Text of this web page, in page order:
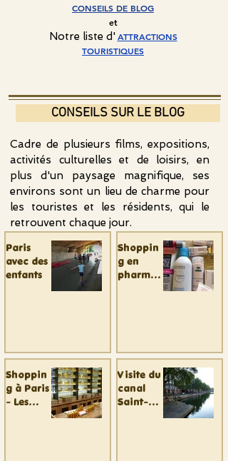
CONSEILS DE BLOG
et
Notre liste d' ATTRACTIONS
TOURISTIQUES
CONSEILS SUR LE BLOG
Cadre de plusieurs films, expositions,
activités culturelles et de loisirs, en
plus d'un paysage magnifique, ses
environs sont un lieu de charme pour
les touristes et les résidents, qui le
retrouvent chaque jour.
Paris
avec des
enfants
Shoppin
g en
pharmac
ie à Paris
Shoppin
g à Paris
- Les
Visite du
canal
Saint-